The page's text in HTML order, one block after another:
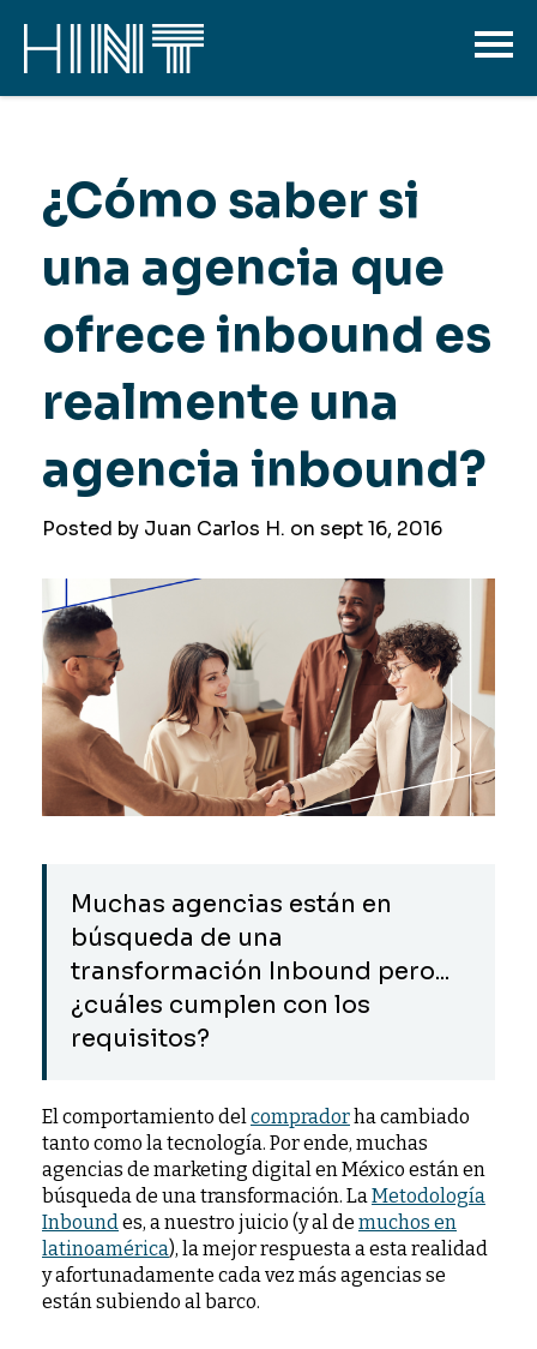
¿Cómo saber si
una agencia que
ofrece inbound es
realmente una
agencia inbound?
Posted by Juan Carlos H. on sept 16, 2016
Muchas agencias están en
búsqueda de una
transformación Inbound pero...
¿cuáles cumplen con los
requisitos?
El comportamiento delcompradorha cambiado
tanto como la tecnología. Por ende, muchas
agencias de marketing digital en México están en
búsqueda de una transformación. LaMetodología
Inboundes, a nuestro juicio (y al de muchos en
latinoamérica), la mejor respuesta a esta realidad
y afortunadamente cada vez más agencias se
están subiendo al barco.